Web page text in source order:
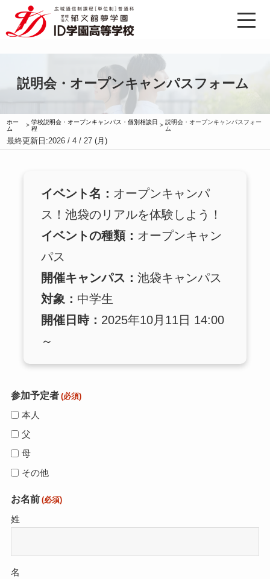
説明会・オープンキャンパスフォーム
ホー
ム
> 学校説明会・オープンキャンパス・個別相談日
程
>説明会・オープンキャンパスフォー
ム
最終更新日:2026 / 4 / 27 (月)
イベント名： オープンキャンパ
ス！池袋のリアルを体験しよう！
イベントの種類： オープンキャン
パス
開催キャンパス：池袋キャンパス
対象： 中学生
開催日時： 2025年10月11日 14:00
～
参加予定者 (必須)
本人
父
母
その他
お名前 (必須)
姓
名